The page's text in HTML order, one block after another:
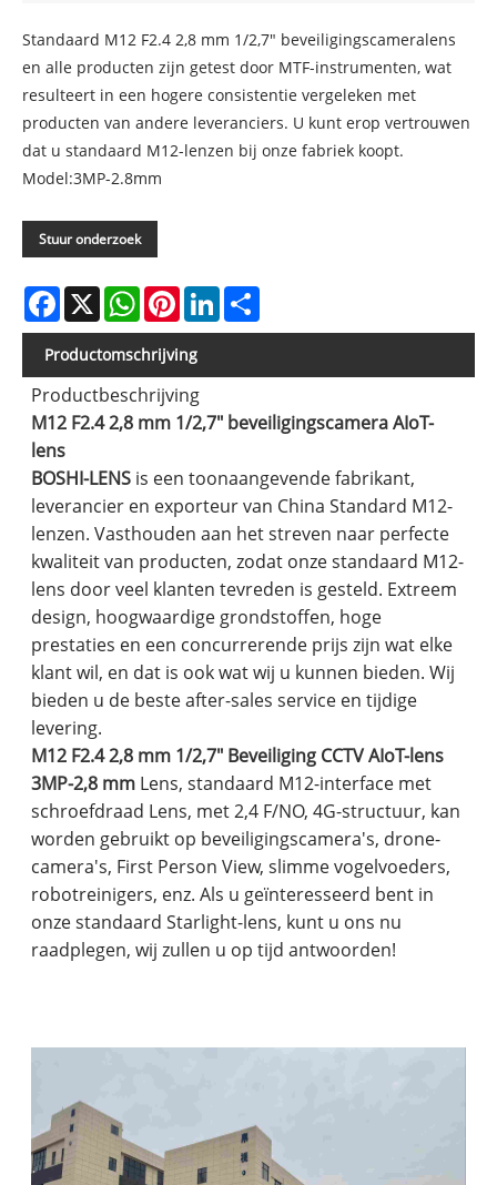
Standaard M12 F2.4 2,8 mm 1/2,7" beveiligingscameralens
en alle producten zijn getest door MTF-instrumenten, wat
resulteert in een hogere consistentie vergeleken met
producten van andere leveranciers. U kunt erop vertrouwen
dat u standaard M12-lenzen bij onze fabriek koopt.
Model:3MP-2.8mm
Stuur onderzoek
Facebook
X WhatsAppPinterestLinkedIn
Productomschrijving
Productbeschrijving
M12 F2.4 2,8 mm 1/2,7" beveiligingscamera AIoT-
lens
BOSHI-LENS is een toonaangevende fabrikant,
leverancier en exporteur van China Standard M12-
lenzen. Vasthouden aan het streven naar perfecte
kwaliteit van producten, zodat onze standaard M12-
lens door veel klanten tevreden is gesteld. Extreem
design, hoogwaardige grondstoffen, hoge
prestaties en een concurrerende prijs zijn wat elke
klant wil, en dat is ook wat wij u kunnen bieden. Wij
bieden u de beste after-sales service en tijdige
levering.
M12 F2.4 2,8 mm 1/2,7" Beveiliging CCTV AIoT-lens
3MP-2,8 mm Lens, standaard M12-interface met
schroefdraad Lens, met 2,4 F/NO, 4G-structuur, kan
worden gebruikt op beveiligingscamera's, drone-
camera's, First Person View, slimme vogelvoeders,
robotreinigers, enz. Als u geïnteresseerd bent in
onze standaard Starlight-lens, kunt u ons nu
raadplegen, wij zullen u op tijd antwoorden!